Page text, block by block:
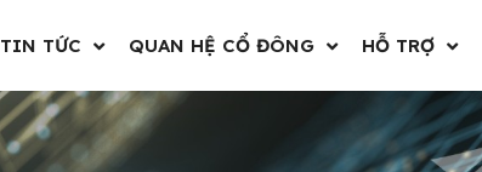
TIN TỨC QUAN HỆ CỔ ĐÔNG HỖ TRỢ